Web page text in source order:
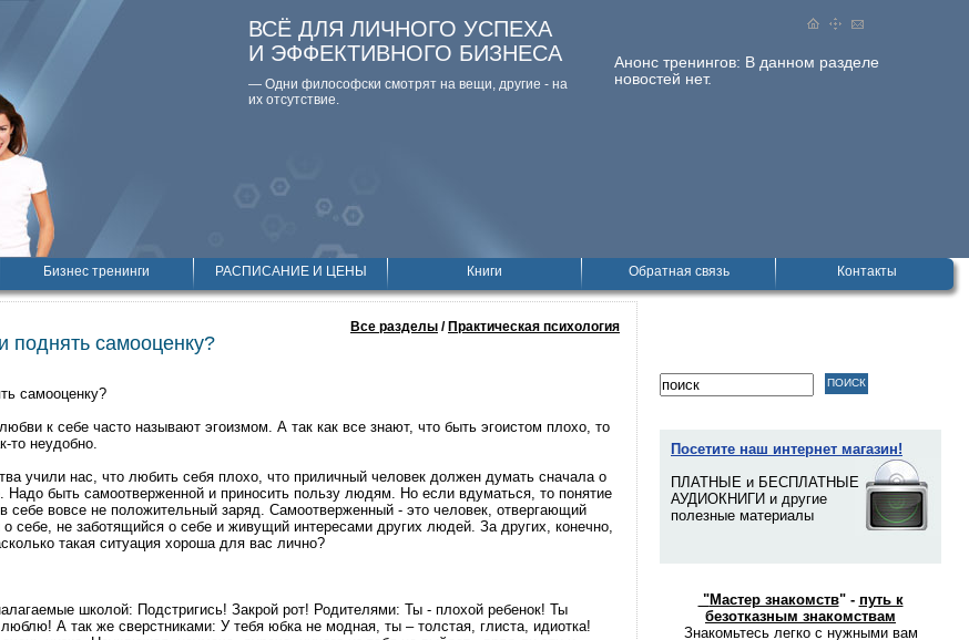
Анонс тренингов: В данном разделе
новостей нет.
ВСЁ ДЛЯ ЛИЧНОГО УСПЕХА
И ЭФФЕКТИВНОГО БИЗНЕСА
— Одни философски смотpят на вещи, дpугие - на
их отсутствие.
Бизнес тренинги РАСПИСАНИЕ И ЦЕНЫ Книги Обратная связь Контакты
Все разделы / Практическая психология
поднять самооценку?
самооценку?
к себе часто называют эгоизмом. А так как все знают, что быть эгоистом плохо, то
то неудобно.
учили нас, что любить себя плохо, что приличный человек должен думать сначала о
Надо быть самоотверженной и приносить пользу людям. Но если вдуматься, то понятие
себе вовсе не положительный заряд. Самоотверженный - это человек, отвергающий
себе, не заботящийся о себе и живущий интересами других людей. За других, конечно,
такая ситуация хороша для вас лично?
школой: Подстригись! Закрой рот! Родителями: Ты - плохой ребенок! Ты
А так же сверстниками: У тебя юбка не модная, ты – толстая, глиста, идиотка!
Посетите наш интернет магазин!
ПЛАТНЫЕ и БЕСПЛАТНЫЕ
АУДИОКНИГИ и другие
полезные материалы
"Мастер знакомств" - путь к
безотказным знакомствам
Знакомьтесь легко с нужными вам